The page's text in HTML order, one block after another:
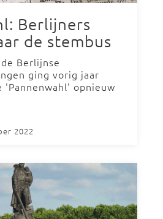
Berlijners
de stembus
Berlijnse
ging vorig jaar
'Pannenwahl' opnieuw
2022